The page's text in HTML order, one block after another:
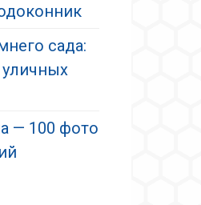
сада:
— 100 фото